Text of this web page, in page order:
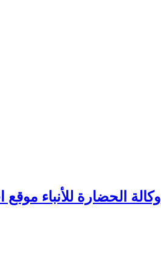
وكالة الحضارة للأنباء